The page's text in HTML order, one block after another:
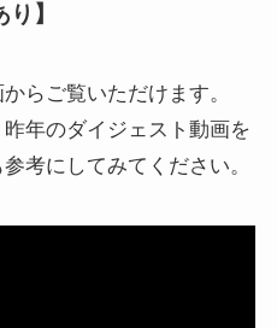
】
らご覧いただけます。
年のダイジェスト動画を
考にしてみてください。